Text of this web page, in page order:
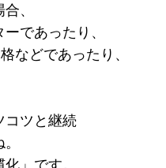
、
であったり、
などであったり、
コツと継続
」です。